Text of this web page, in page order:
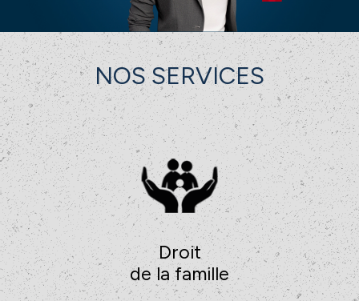
NOS SERVICES
Droit
de la famille